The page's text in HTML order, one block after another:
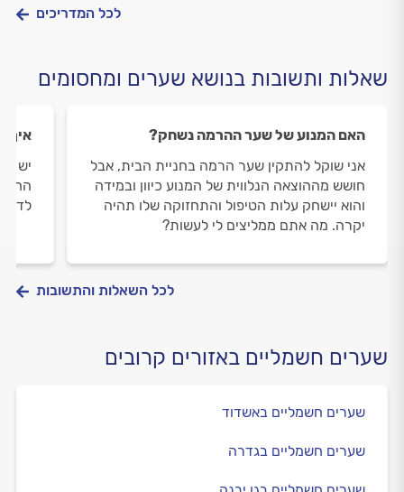
לכל המדריכים
שאלות ותשובות בנושא שערים ומחסומים
האם המנוע של שער ההרמה נשחק?
אני שוקל להתקין שער הרמה בחניית הבית, אבל
חושש מההוצאה הנלווית של המנוע כיוון ובמידה
והוא יישחק עלות הטיפול והתחזוקה שלו תהיה
יקרה. מה אתם ממליצים לי לעשות?
איך
יש
לכל השאלות והתשובות
שערים חשמליים באזורים קרובים
שערים חשמליים באשדוד
שערים חשמליים בגדרה